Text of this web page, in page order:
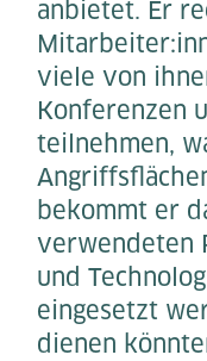
anbietet. Er
viele von
Konferenzen
teilnehmen,
bekommt er
verwendeten
und
eingesetzt
dienen